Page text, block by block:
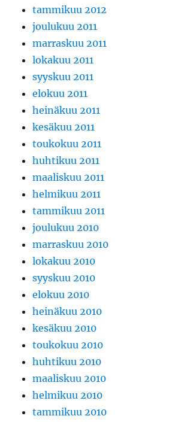
tammikuu 2012
joulukuu 2011
marraskuu 2011
lokakuu 2011
syyskuu 2011
elokuu 2011
heinäkuu 2011
kesäkuu 2011
toukokuu 2011
huhtikuu 2011
maaliskuu 2011
helmikuu 2011
tammikuu 2011
joulukuu 2010
marraskuu 2010
lokakuu 2010
syyskuu 2010
elokuu 2010
heinäkuu 2010
kesäkuu 2010
toukokuu 2010
huhtikuu 2010
maaliskuu 2010
helmikuu 2010
tammikuu 2010